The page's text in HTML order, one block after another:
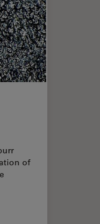
of